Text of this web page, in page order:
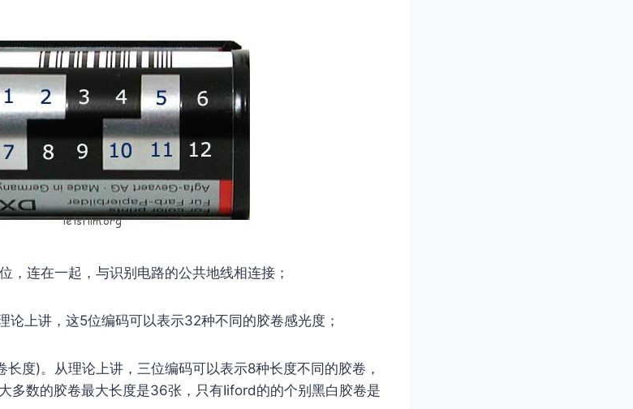
，连在一起，与识别电路的公共地线相连接；
论上讲，这5位编码可以表示32种不同的胶卷感光度；
长度)。从理论上讲，三位编码可以表示8种长度不同的胶卷，
多数的胶卷最大长度是36张，只有Iiford的的个别黑白胶卷是